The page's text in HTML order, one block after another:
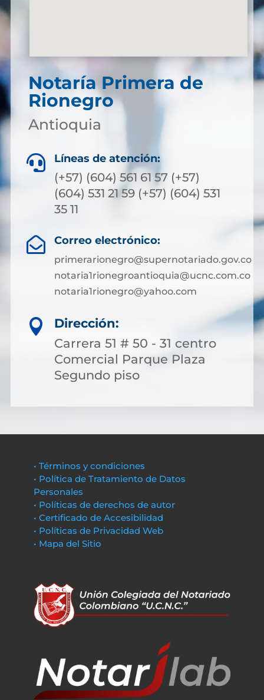
Notaría Primera de
Rionegro
Antioquia
 Líneas de atención:
(+57) (604) 561 61 57 (+57)
(604) 531 21 59 (+57) (604) 531
35 11
 Correo electrónico:
primerarionegro@supernotariado.gov.co
notaria1rionegroantioquia@ucnc.com.co
notaria1rionegro@yahoo.com

Dirección:
Carrera 51 # 50 - 31 centro
Comercial Parque Plaza
Segundo piso
• Términos y condiciones
• Política de Tratamiento de Datos
Personales
• Políticas de derechos de autor
• Certificado de Accesibilidad
• Políticas de Privacidad Web
• Mapa del Sitio